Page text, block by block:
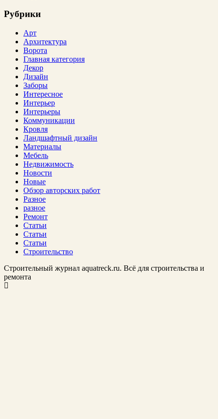
Рубрики
Арт
Архитектура
Ворота
Главная категория
Декор
Дизайн
Заборы
Интересное
Интерьер
Интерьеры
Коммуникации
Кровля
Ландшафтный дизайн
Материалы
Мебель
Недвижимость
Новости
Новые
Обзор авторских работ
Разное
разное
Ремонт
Статьи
Статьи
Статьи
Строительство
Строительный журнал aquatreck.ru. Всё для строительства и
ремонта